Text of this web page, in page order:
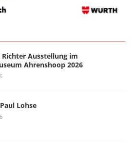
Richter Ausstellung im
Ahrenshoop 2026
Lohse